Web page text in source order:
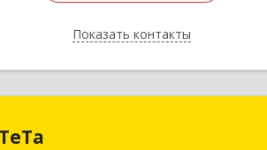
Показать контакты
Назад
ТеТа